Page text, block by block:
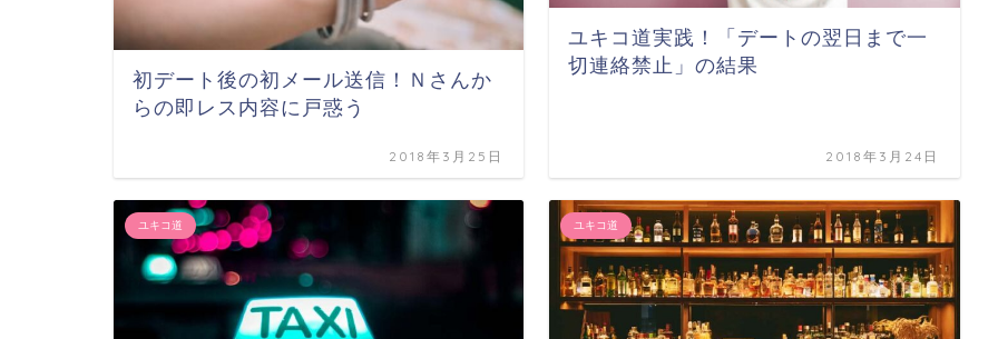
初デート後の初メール送信！Ｎさんか
らの即レス内容に戸惑う
2018年3月25日
ユキコ道実践！「デートの翌日まで一
切連絡禁止」の結果
2018年3月24日
ユキコ道 ユキコ道